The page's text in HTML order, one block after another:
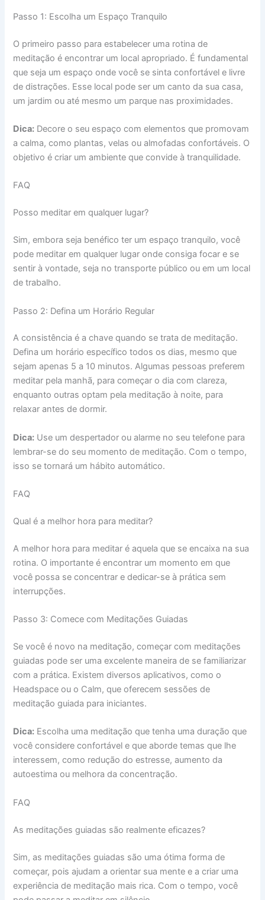
Passo 1: Escolha um Espaço Tranquilo
O primeiro passo para estabelecer uma rotina de
meditação é encontrar um local apropriado. É fundamental
que seja um espaço onde você se sinta confortável e livre
de distrações. Esse local pode ser um canto da sua casa,
um jardim ou até mesmo um parque nas proximidades.
Dica: Decore o seu espaço com elementos que promovam
a calma, como plantas, velas ou almofadas confortáveis. O
objetivo é criar um ambiente que convide à tranquilidade.
FAQ
Posso meditar em qualquer lugar?
Sim, embora seja benéfico ter um espaço tranquilo, você
pode meditar em qualquer lugar onde consiga focar e se
sentir à vontade, seja no transporte público ou em um local
de trabalho.
Passo 2: Defina um Horário Regular
A consistência é a chave quando se trata de meditação.
Defina um horário específico todos os dias, mesmo que
sejam apenas 5 a 10 minutos. Algumas pessoas preferem
meditar pela manhã, para começar o dia com clareza,
enquanto outras optam pela meditação à noite, para
relaxar antes de dormir.
Dica: Use um despertador ou alarme no seu telefone para
lembrar-se do seu momento de meditação. Com o tempo,
isso se tornará um hábito automático.
FAQ
Qual é a melhor hora para meditar?
A melhor hora para meditar é aquela que se encaixa na sua
rotina. O importante é encontrar um momento em que
você possa se concentrar e dedicar-se à prática sem
interrupções.
Passo 3: Comece com Meditações Guiadas
Se você é novo na meditação, começar com meditações
guiadas pode ser uma excelente maneira de se familiarizar
com a prática. Existem diversos aplicativos, como o
Headspace ou o Calm, que oferecem sessões de
meditação guiada para iniciantes.
Dica: Escolha uma meditação que tenha uma duração que
você considere confortável e que aborde temas que lhe
interessem, como redução do estresse, aumento da
autoestima ou melhora da concentração.
FAQ
As meditações guiadas são realmente eficazes?
Sim, as meditações guiadas são uma ótima forma de
começar, pois ajudam a orientar sua mente e a criar uma
experiência de meditação mais rica. Com o tempo, você